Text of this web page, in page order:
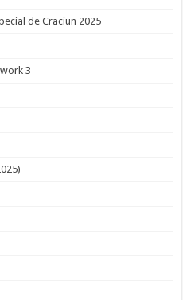
de Craciun 2025
3